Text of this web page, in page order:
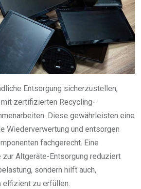
Entsorgung sicherzustellen,
zertifizierten Recycling-
Diese gewährleisten eine
Wiederverwertung und entsorgen
fachgerecht. Eine
Altgeräte-Entsorgung reduziert
sondern hilft auch,
zu erfüllen.